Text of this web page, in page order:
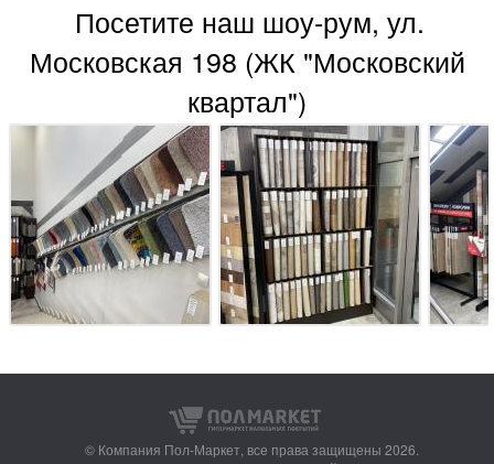
Посетите наш шоу-рум, ул.
Московская 198 (ЖК "Московский
квартал")
© Компания Пол-Маркет, все права защищены 2026.